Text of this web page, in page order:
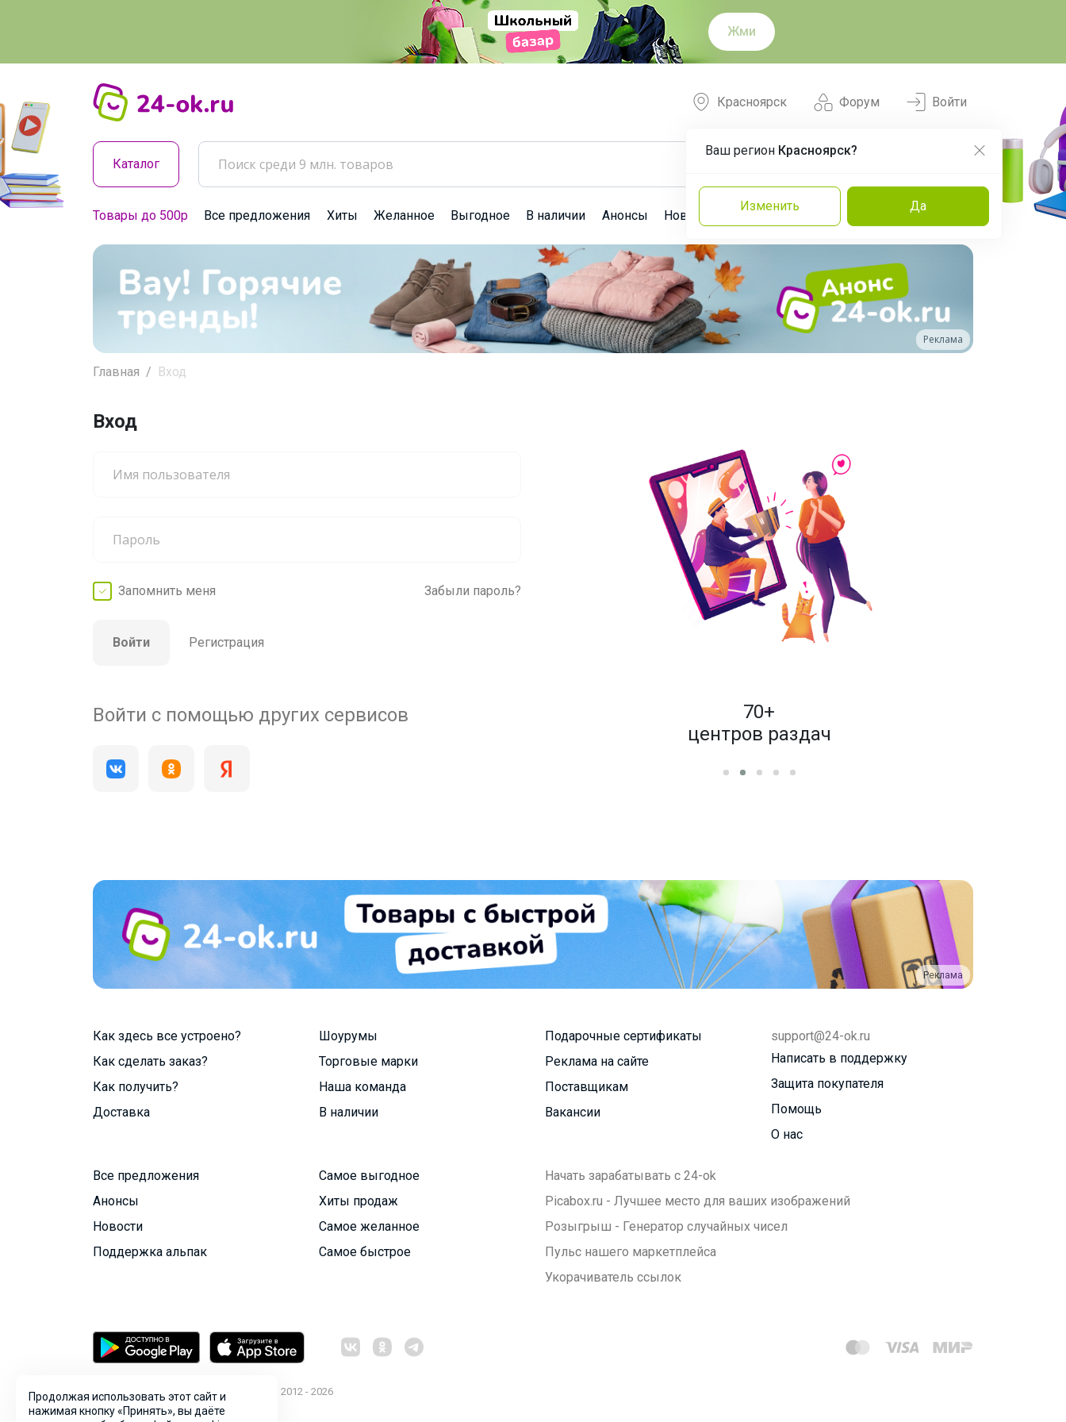
Жми
Форум
Красноярск
Ваш регион Красноярск?
Изменить Да
Войти
Каталог
Товары до 500р Все предложения Хиты Желанное Выгодное В наличии Анонсы Новости Команда Эксперты
Реклама
Главная Вход
Вход
Запомнить меня Забыли пароль?
Войти Регистрация
Войти с помощью других сервисов
200 000+
70+
центров раздач
Реклама
Как здесь все устроено?
Как сделать заказ?
Как получить?
Доставка
Шоурумы
Торговые марки
Наша команда
В наличии
Подарочные сертификаты
Реклама на сайте
Поставщикам
Вакансии
support@24-ok.ru
Написать в поддержку
Защита покупателя
Помощь
О нас
Все предложения
Анонсы
Новости
Поддержка альпак
Самое выгодное
Хиты продаж
Самое желанное
Самое быстрое
Начать зарабатывать с 24-ok
Picabox.ru - Лучшее место для ваших изображений
Розыгрыш - Генератор случайных чисел
Пульс нашего маркетплейса
Укорачиватель ссылок
© ООО "Лявита", ОГРН 1122468054070, 2012 - 2026
Политика конфиденциальности
Продолжая использовать этот сайт и
нажимая кнопку «Принять», вы даёте